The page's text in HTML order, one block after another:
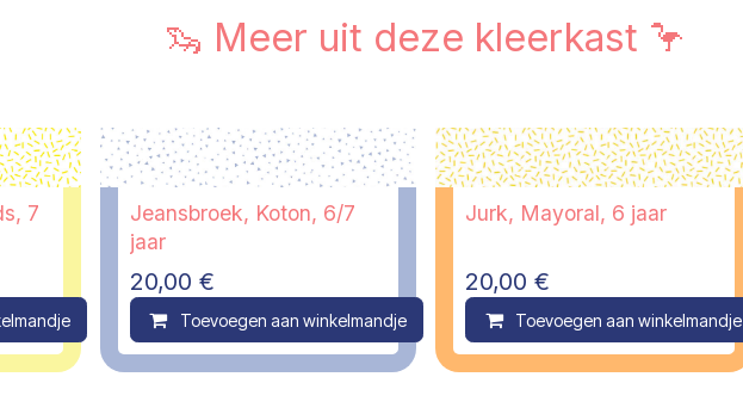
🦦 Meer uit deze kleerkast 🦩
7
Compare
Jeansbroek, Koton, 6/7
jaar
20,00 €
Toevoegen aan winkelmandje Compare
Jurk, Mayoral, 6 jaar
20,00 €
Toevoegen aan winkelmandje